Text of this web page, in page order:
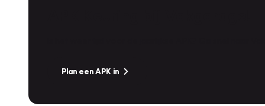
Plan een APK in